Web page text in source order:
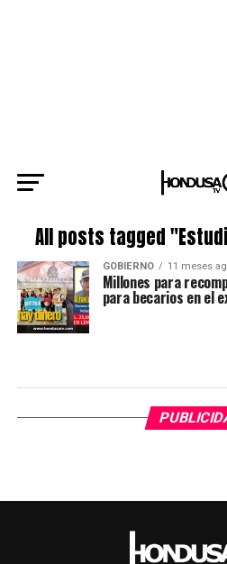
All posts tagged
GOBIERNO 11 meses
Millones para
para becarios en el